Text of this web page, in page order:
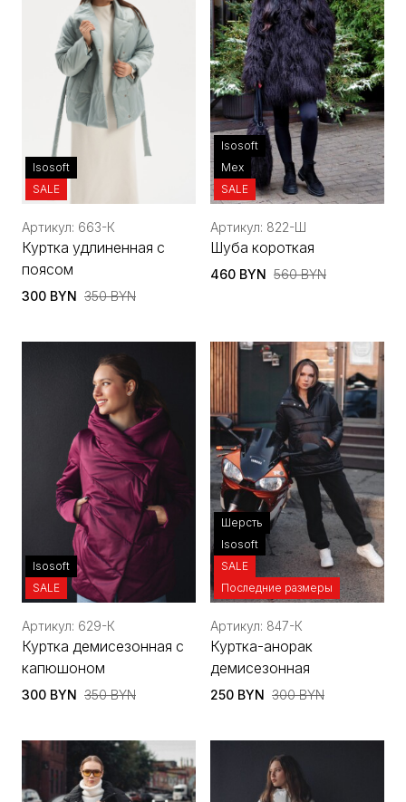
Isosoft
SALE
Артикул: 663-К
Куртка удлиненная с
поясом
300 BYN 350 BYN
Isosoft
Мех
SALE
Артикул: 822-Ш
Шуба короткая
460 BYN 560 BYN
Isosoft
SALE
Артикул: 629-К
Куртка демисезонная с
капюшоном
300 BYN 350 BYN
Шерсть
Isosoft
SALE
Последние размеры
Артикул: 847-К
Куртка-анорак
демисезонная
250 BYN 300 BYN